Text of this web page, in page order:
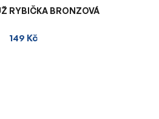
RYBIČKA BRONZOVÁ
149 Kč